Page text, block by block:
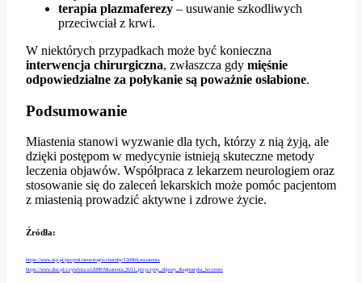
terapia plazmaferezy – usuwanie szkodliwych
przeciwciał z krwi.
W niektórych przypadkach może być konieczna
interwencja chirurgiczna, zwłaszcza gdy mięśnie
odpowiedzialne za połykanie są poważnie osłabione.
Podsumowanie
Miastenia stanowi wyzwanie dla tych, którzy z nią żyją, ale
dzięki postępom w medycynie istnieją skuteczne metody
leczenia objawów. Współpraca z lekarzem neurologiem oraz
stosowanie się do zaleceń lekarskich może pomóc pacjentom
z miastenią prowadzić aktywne i zdrowe życie.
Źródła:
https://www.mp.pl/pacjent/neurologia/choroby/150964,miastenia
https://www.doz.pl/czytelnia/a12098-Miastenia_8211_przyczyny_objawy_diagnostyka_leczenie